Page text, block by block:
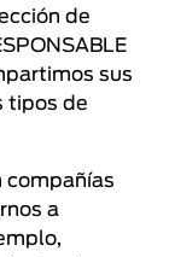
de
sus
tipos de
compañías
a